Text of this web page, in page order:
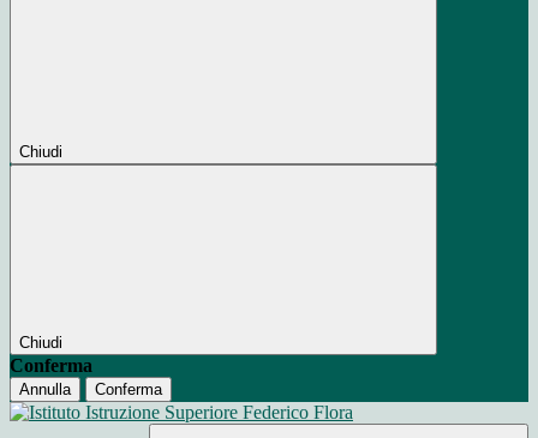
Chiudi
Chiudi
Conferma
Annulla Conferma